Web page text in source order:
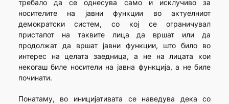
требало да се однесува само и исклучиво за
носителите на јавни функции во актуелниот
демократски систем, со кој се ограничувал
пристапот на таквите лица да вршат или да
продолжат да вршат јавни функции, што било во
интерес на целата заедница, а не на лицата кои
некогаш биле носители на јавна функција, а не биле
починати.
Понатаму, во иницијативата се наведува дека со